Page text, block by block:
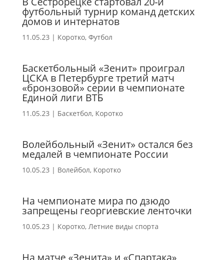
футбольный турнир команд детских
домов и интернатов
11.05.23 | Коротко, Футбол
Баскетбольный «Зенит» проиграл
ЦСКА в Петербурге третий матч
«бронзовой» серии в чемпионате
Единой лиги ВТБ
11.05.23 | Баскетбол, Коротко
Волейбольный «Зенит» остался без
медалей в чемпионате России
10.05.23 | Волейбол, Коротко
На чемпионате мира по дзюдо
запрещены георгиевские ленточки
10.05.23 | Коротко, Летние виды спорта
На матче «Зенита» и «Спартака»